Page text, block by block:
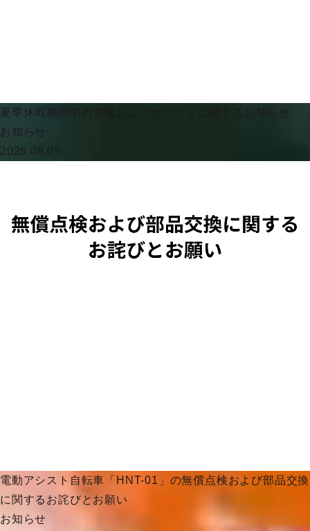
夏季休暇期間中の営業およびサポートに関するお知らせ
お知らせ
2026.08.05
電動アシスト自転車「HNT-01」の無償点検および部品交換
に関するお詫びとお願い
お知らせ